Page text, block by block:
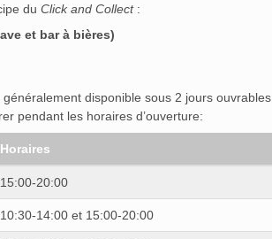
du Click and Collect:
et bar à bières)
disponible sous 2 jours ouvrables
pendant les horaires d’ouverture:
Horaires
15:00-20:00
10:30-14:00 et 15:00-20:00